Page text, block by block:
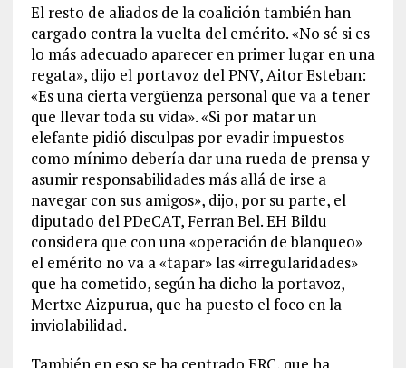
El resto de aliados de la coalición también han
cargado contra la vuelta del emérito. «No sé si es
lo más adecuado aparecer en primer lugar en una
regata», dijo el portavoz del PNV, Aitor Esteban:
«Es una cierta vergüenza personal que va a tener
que llevar toda su vida». «Si por matar un
elefante pidió disculpas por evadir impuestos
como mínimo debería dar una rueda de prensa y
asumir responsabilidades más allá de irse a
navegar con sus amigos», dijo, por su parte, el
diputado del PDeCAT, Ferran Bel. EH Bildu
considera que con una «operación de blanqueo»
el emérito no va a «tapar» las «irregularidades»
que ha cometido, según ha dicho la portavoz,
Mertxe Aizpurua, que ha puesto el foco en la
inviolabilidad.